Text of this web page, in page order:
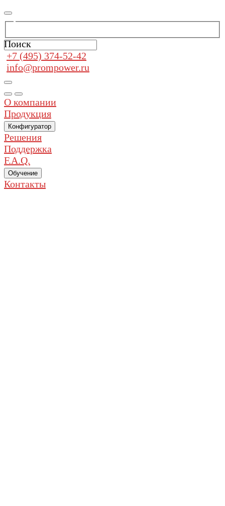
Поиск
+7 (495) 374-52-42
info@prompower.ru
О компании
Продукция
Конфигуратор
Решения
Поддержка
F.A.Q.
Обучение
Контакты